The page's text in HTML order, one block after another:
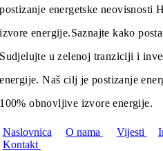
postizanje energetske neovisnosti
izvore energije.Saznajte kako
Sudjelujte u zelenoj tranziciji i
energije. Naš cilj je postizanje
100% obnovljive izvore energije.
Naslovnica O nama Vijesti
Kontakt